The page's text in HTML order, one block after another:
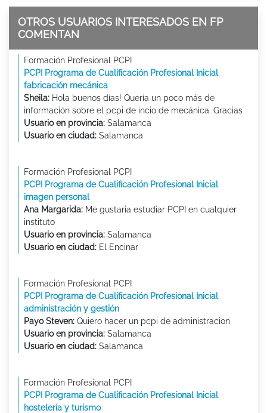
OTROS USUARIOS INTERESADOS EN FP
COMENTAN
Formación Profesional PCPI
PCPI Programa de Cualificación Profesional Inicial
fabricación mecánica
Sheila: Hola buenos días! Quería un poco más de
información sobre el pcpi de incio de mecánica. Gracias
Usuario en provincia: Salamanca
Usuario en ciudad: Salamanca
Formación Profesional PCPI
PCPI Programa de Cualificación Profesional Inicial
imagen personal
Ana Margarida: Me gustaria estudiar PCPI en cualquier
instituto
Usuario en provincia: Salamanca
Usuario en ciudad: El Encinar
Formación Profesional PCPI
PCPI Programa de Cualificación Profesional Inicial
administración y gestión
Payo Steven: Quiero hacer un pcpi de administracion
Usuario en provincia: Salamanca
Usuario en ciudad: Salamanca
Formación Profesional PCPI
PCPI Programa de Cualificación Profesional Inicial
hostelería y turismo